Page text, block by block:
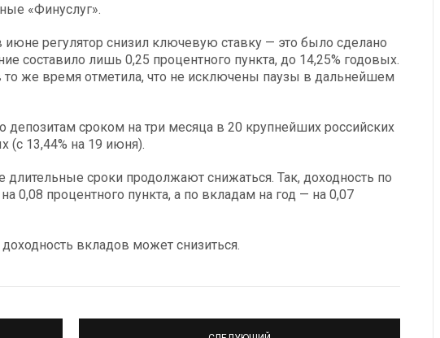
«Финуслуг».
июне регулятор снизил ключевую ставку — это было сделано
составило лишь 0,25 процентного пункта, до 14,25% годовых.
то же время отметила, что не исключены паузы в дальнейшем
депозитам сроком на три месяца в 20 крупнейших российских
(с 13,44% на 19 июня).
сроки продолжают снижаться. Так, доходность по
0,08 процентного пункта, а по вкладам на год — на 0,07
вкладов может снизиться.